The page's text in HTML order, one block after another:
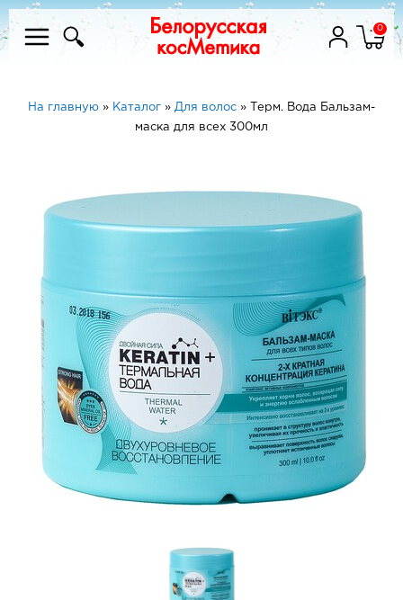
0
На главную » Каталог » Для волос »
Терм. Вода Бальзам-
маска для всех 300мл